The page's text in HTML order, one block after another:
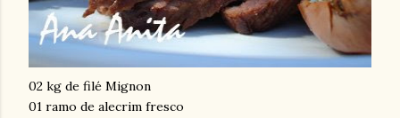
02 kg de filé Mignon
01 ramo de alecrim fresco